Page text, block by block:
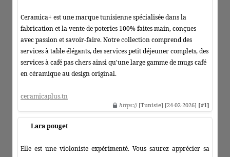
Ceramica+ est une marque tunisienne spécialisée dans la
fabrication et la vente de poteries 100% faites main, conçues
avec passion et savoir-faire. Notre collection comprend des
services à table élégants, des services petit déjeuner complets, des
services à café pas chers ainsi qu'une large gamme de mugs café
en céramique au design original.
ceramicaplus.tn
https:// [Tunisie] [24-02-2026] [#1]
Lara pouget
Elle est une violoniste expérimenté. Vous saurez apprécier sa